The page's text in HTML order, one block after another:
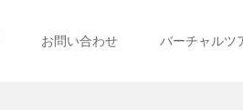
お問い合わせ バーチャルツ